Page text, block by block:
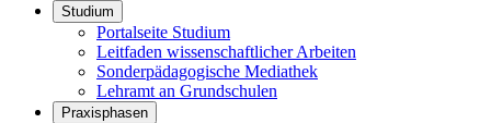
Studium
Portalseite Studium
Leitfaden wissenschaftlicher Arbeiten
Sonderpädagogische Mediathek
Lehramt an Grundschulen
Praxisphasen